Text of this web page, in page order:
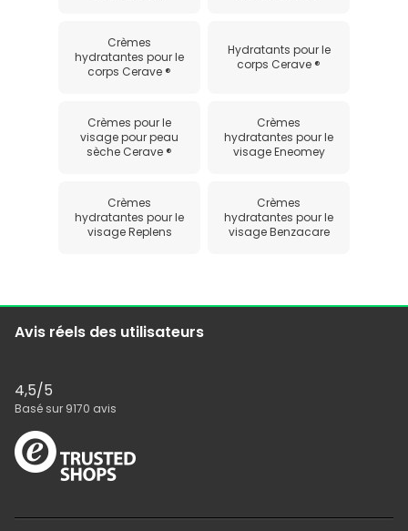
Crèmes
hydratantes pour le
corps Cerave ®
Hydratants pour le
corps Cerave ®
Crèmes pour le
visage pour peau
sèche Cerave ®
Crèmes
hydratantes pour le
visage Eneomey
Crèmes
hydratantes pour le
visage Replens
Crèmes
hydratantes pour le
visage Benzacare
Avis réels des utilisateurs
4,5/5
Basé sur 9170 avis